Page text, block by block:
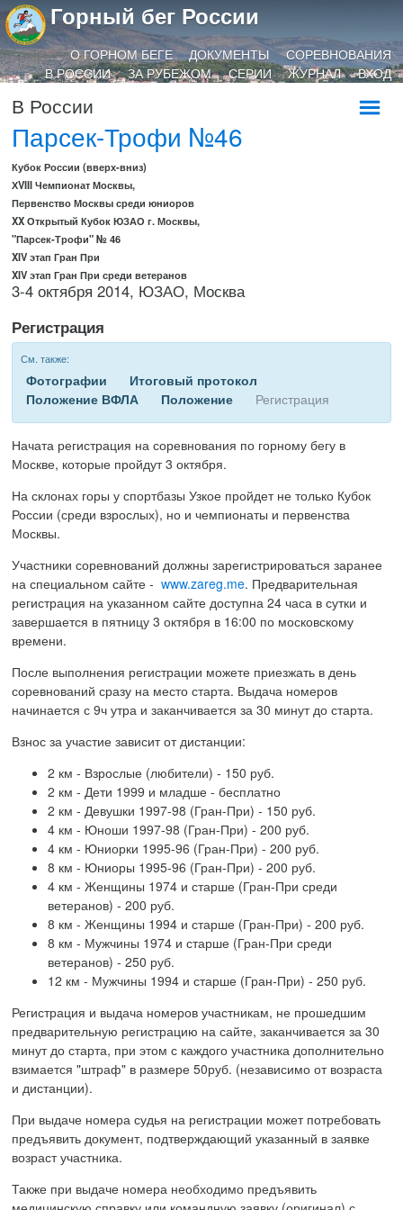
Горный бег России
О ГОРНОМ БЕГЕ ДОКУМЕНТЫ
СОРЕВНОВАНИЯ
В РОССИИ
ЗА РУБЕЖОМ СЕРИИ ЖУРНАЛ ВХОД
В России
Парсек-Трофи №46
Кубок России (вверх-вниз)
ХVIII Чемпионат Москвы,
Первенство Москвы среди юниоров
XX Открытый Кубок ЮЗАО г. Москвы,
"Парсек-Трофи" № 46
XIV этап Гран При
XIV этап Гран При среди ветеранов
3-4 октября 2014, ЮЗАО, Москва
Регистрация
См. также:
Фотографии
Итоговый протокол
Положение ВФЛА
Положение Регистрация
Начата регистрация на соревнования по горному бегу в
Москве, которые пройдут 3 октября.
На склонах горы у спортбазы Узкое пройдет не только Кубок
России (среди взрослых), но и чемпионаты и первенства
Москвы.
Участники соревнований должны зарегистрироваться заранее
на специальном сайте -www.zareg.me. Предварительная
регистрация на указанном сайте доступна 24 часа в сутки и
завершается в пятницу 3 октября в 16:00 по московскому
времени.
После выполнения регистрации можете приезжать в день
соревнований сразу на место старта. Выдача номеров
начинается с 9ч утра и заканчивается за 30 минут до старта.
Взнос за участие зависит от дистанции:
2 км - Взрослые (любители) - 150 руб.
2 км - Дети 1999 и младше - бесплатно
2 км - Девушки 1997-98 (Гран-При) - 150 руб.
4 км - Юноши 1997-98 (Гран-При) - 200 руб.
4 км - Юниорки 1995-96 (Гран-При) - 200 руб.
8 км - Юниоры 1995-96 (Гран-При) - 200 руб.
4 км - Женщины 1974 и старше (Гран-При среди
ветеранов) - 200 руб.
8 км - Женщины 1994 и старше (Гран-При) - 200 руб.
8 км - Мужчины 1974 и старше (Гран-При среди
ветеранов) - 250 руб.
12 км - Мужчины 1994 и старше (Гран-При) - 250 руб.
Регистрация и выдача номеров участникам, не прошедшим
предварительную регистрацию на сайте, заканчивается за 30
минут до старта, при этом с каждого участника дополнительно
взимается "штраф" в размере 50руб. (независимо от возраста
и дистанции).
При выдаче номера судья на регистрации может потребовать
предъявить документ, подтверждающий указанный в заявке
возраст участника.
Также при выдаче номера необходимо предъявить